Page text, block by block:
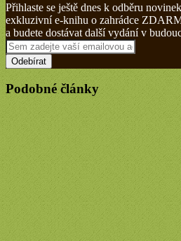
Přihlaste se ještě dnes k odběru
exkluzivní e-knihu o zahrádce
a budete dostávat další vydání v
Sem
zadejte
vaší
emailovou
adresu
Podobné články